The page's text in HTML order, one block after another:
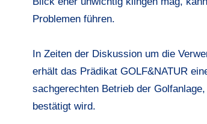
Problemen führen.
In Zeiten der Diskussion um die
erhält das Prädikat GOLF&NATUR
sachgerechten Betrieb der
bestätigt wird.